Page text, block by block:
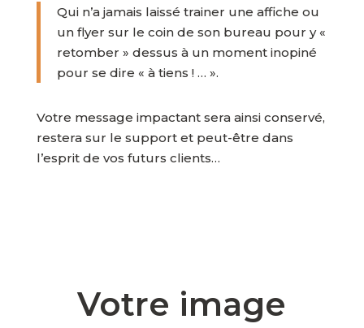
Qui n’a jamais laissé trainer une affiche ou
un flyer sur le coin de son bureau pour y «
retomber » dessus à un moment inopiné
pour se dire « à tiens ! … ».
Votre message impactant sera ainsi conservé,
restera sur le support et peut-être dans
l’esprit de vos futurs clients…
Votre image